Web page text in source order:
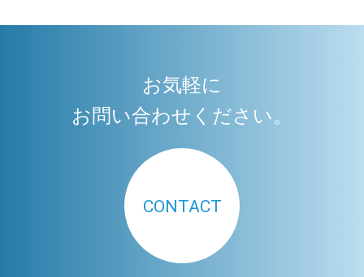
お気軽に
お問い合わせください。
CONTACT